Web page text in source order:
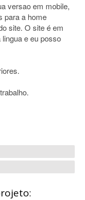
versao em mobile,
para a home
site. O site é em
e eu posso